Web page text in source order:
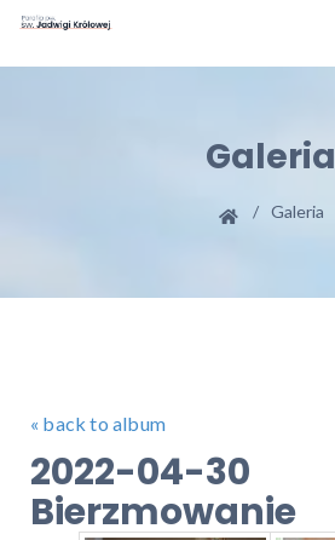
Galeria
Galeria
« back to album
2022-04-30
Bierzmowanie